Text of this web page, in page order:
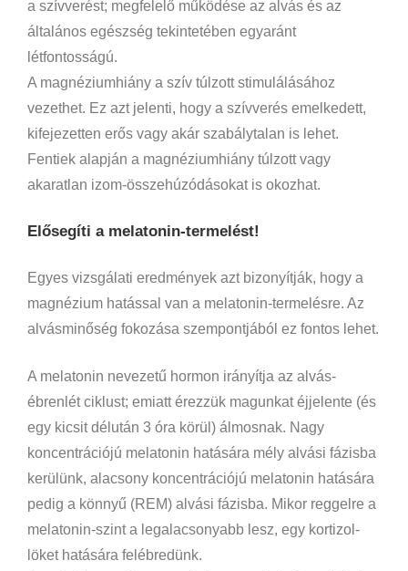
a szívverést; megfelelő működése az alvás és az
általános egészség tekintetében egyaránt
létfontosságú.
A magnéziumhiány a szív túlzott stimulálásához
vezethet. Ez azt jelenti, hogy a szívverés emelkedett,
kifejezetten erős vagy akár szabálytalan is lehet.
Fentiek alapján a magnéziumhiány túlzott vagy
akaratlan izom-összehúzódásokat is okozhat.
Elősegíti a melatonin-termelést!
Egyes vizsgálati eredmények azt bizonyítják, hogy a
magnézium hatással van a melatonin-termelésre. Az
alvásminőség fokozása szempontjából ez fontos lehet.
A melatonin nevezetű hormon irányítja az alvás-
ébrenlét ciklust; emiatt érezzük magunkat éjjelente (és
egy kicsit délután 3 óra körül) álmosnak. Nagy
koncentrációjú melatonin hatására mély alvási fázisba
kerülünk, alacsony koncentrációjú melatonin hatására
pedig a könnyű (REM) alvási fázisba. Mikor reggelre a
melatonin-szint a legalacsonyabb lesz, egy kortizol-
löket hatására felébredünk.